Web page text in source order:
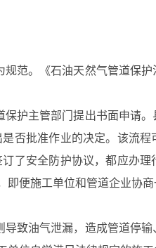
范。《石油天然气管道保
护主管部门提出书面申请
否批准作业的决定。该流
了安全防护协议，都应办
便施工单位和管道企业协
致油气泄漏，造成管道停